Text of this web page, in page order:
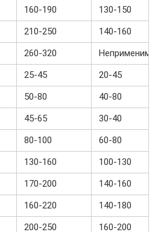
160-190
130-150
210-250
140-160
260-320 Неприменим
25-45
20-45
50-80 40-80
45-65
30-40
80-100
60-80
130-160
100-130
170-200 140-160
160-220
140-180
200-250 160-200